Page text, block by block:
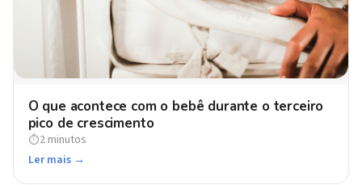
O que acontece com o bebê durante o terceiro
pico de crescimento
⏱2 minutos
Ler mais →